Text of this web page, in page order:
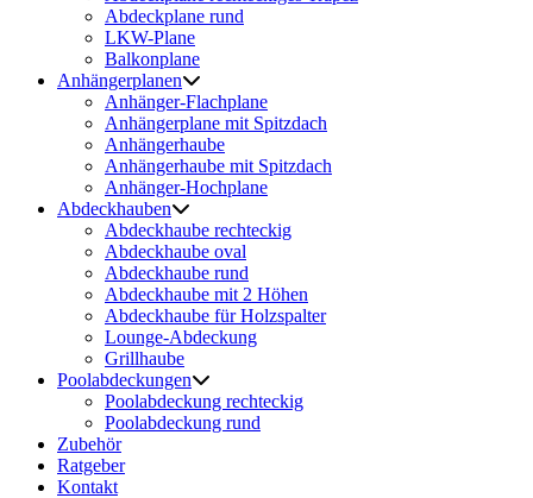
Abdeckplane rund
LKW-Plane
Balkonplane
Anhängerplanen
Anhänger-Flachplane
Anhängerplane mit Spitzdach
Anhängerhaube
Anhängerhaube mit Spitzdach
Anhänger-Hochplane
Abdeckhauben
Abdeckhaube rechteckig
Abdeckhaube oval
Abdeckhaube rund
Abdeckhaube mit 2 Höhen
Abdeckhaube für Holzspalter
Lounge-Abdeckung
Grillhaube
Poolabdeckungen
Poolabdeckung rechteckig
Poolabdeckung rund
Zubehör
Ratgeber
Kontakt